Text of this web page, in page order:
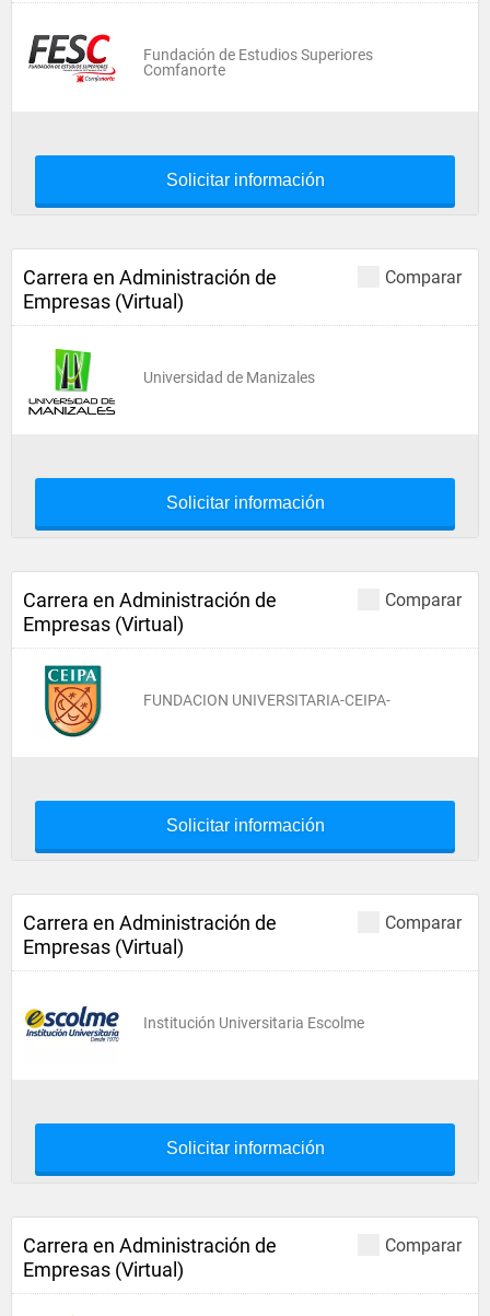
Fundación de Estudios Superiores
Comfanorte
Solicitar información
Comparar
Carrera en Administración de
Empresas (Virtual)
Universidad de Manizales
Solicitar información
Comparar
Carrera en Administración de
Empresas (Virtual)
FUNDACION UNIVERSITARIA-CEIPA-
Solicitar información
Comparar
Carrera en Administración de
Empresas (Virtual)
Institución Universitaria Escolme
Solicitar información
Comparar
Carrera en Administración de
Empresas (Virtual)